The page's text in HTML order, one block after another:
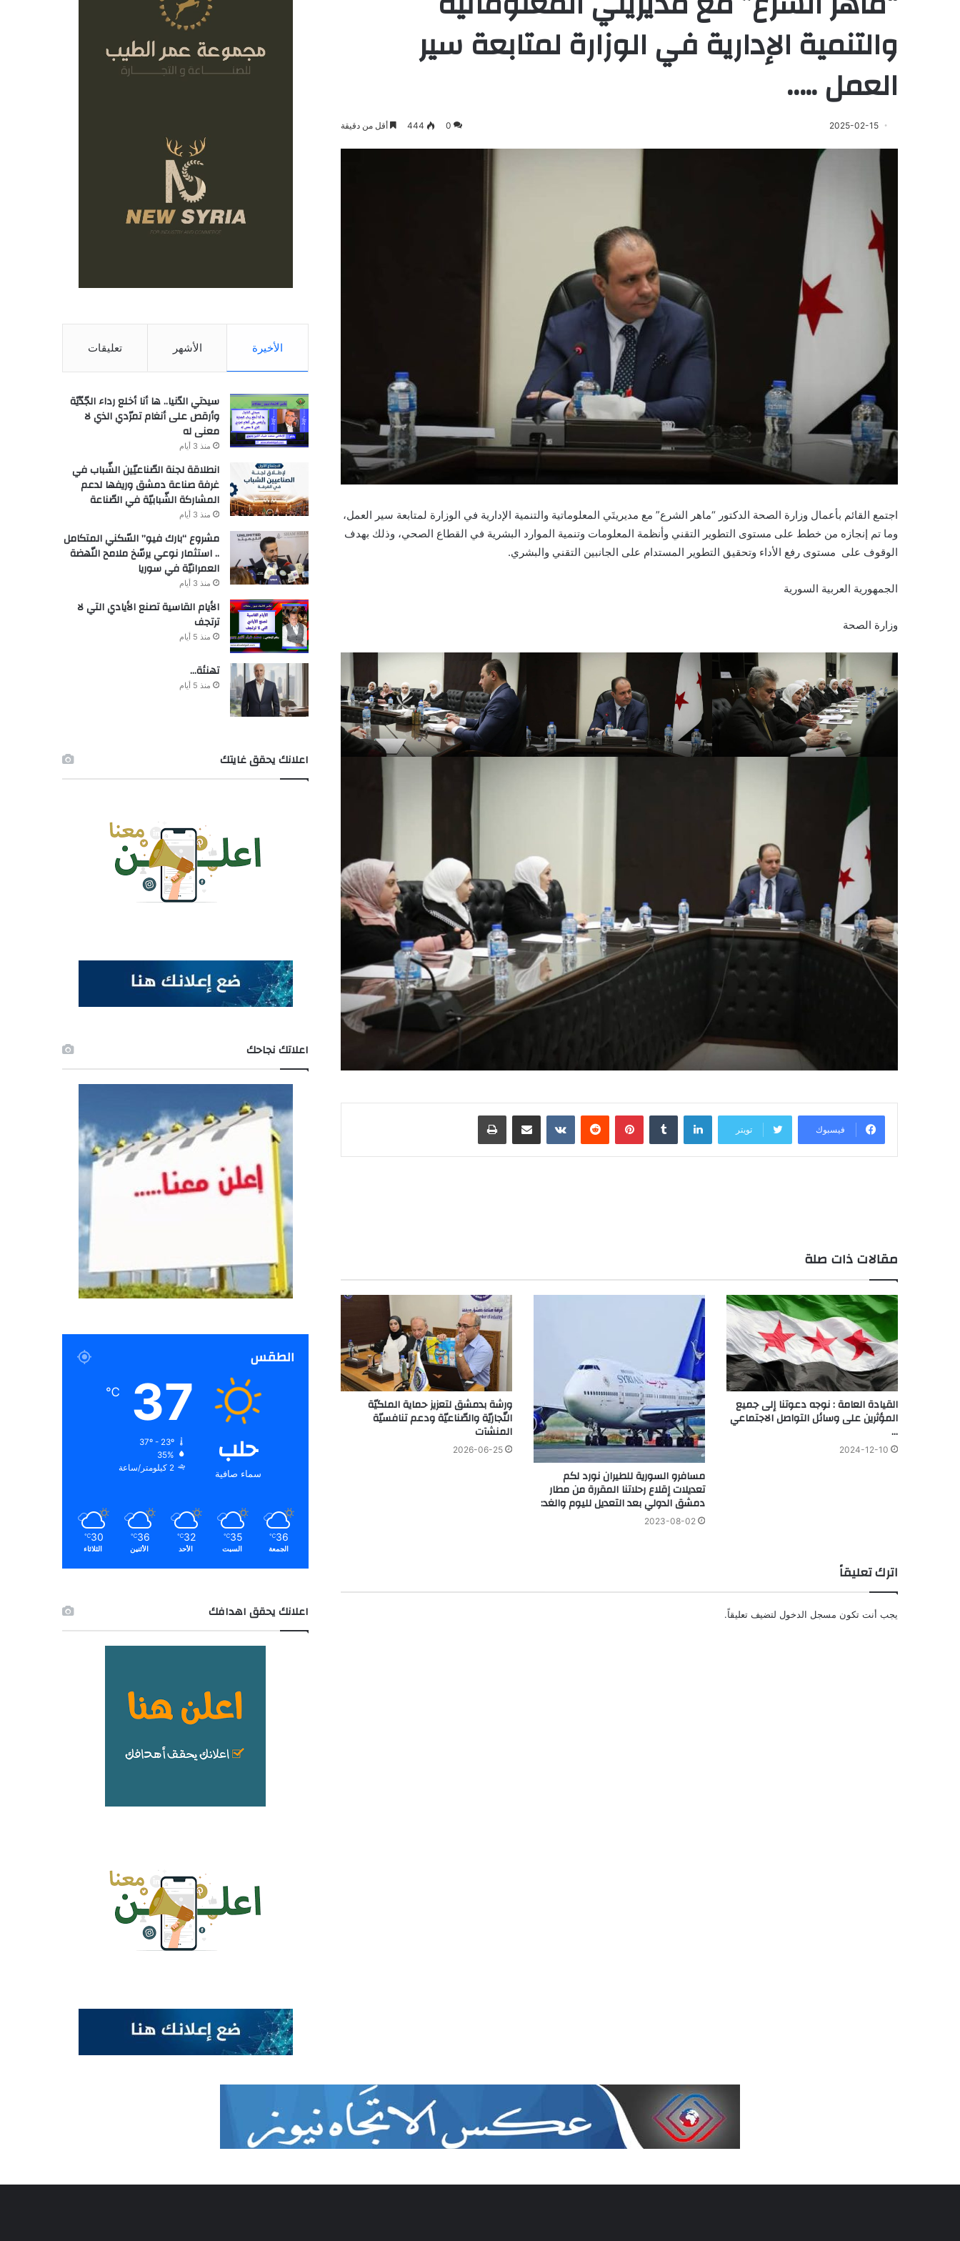
والتنمية الإدارية في الوزارة لمتابعة سير
العمل …..
2025-02-15
0
444 أقل من دقيقة
اجتمع القائم بأعمال وزارة الصحة الدكتور “ماهر الشرع” مع مديريتَي المعلوماتية والتنمية الإدارية في الوزارة لمتابعة سير العمل،
وما تم إنجازه من خطط على مستوى التطوير التقني وأنظمة المعلومات وتنمية الموارد البشرية في القطاع الصحي، وذلك بهدف
الوقوف على مستوى رفع الأداء وتحقيق التطوير المستدام على الجانبين التقني والبشري.
الجمهورية العربية السورية
وزارة الصحة
فيسبوك تويتر
لينكدإن بينتيريست مشاركة عبر البريد طباعة
مقالات ذات صلة
القيادة العامة : نوجه دعوتنا إلى جميع
المؤثرين على وسائل التواصل الاجتماعي
…
2024-12-10
مسافرو السورية للطيران نورد لكم
تعديلات إقلاع رحلاتنا المقررة من مطار
دمشق الدولي بعد التعديل لليوم والغد:
2023-08-02
ورشة بدمشق لتعزيز حماية الملكيّة
التّجاريّة والصّناعيّة ودعم تنافسيّة
المنشآت
2026-06-25
اترك تعليقاً
يجب أنت تكون مسجل الدخول لتضيف تعليقاً.
الأخيرة الأشهر تعليقات
سيدتي الدّنيا.. ها أنا أخلع رداء الجّدّيّة
وأرقص على أنغام تمرّدي الذي لا
معنى له
منذ 3 أيام
انطلاقة لجنة الصّناعيّين الشّباب في
غرفة صناعة دمشق وريفها لدعم
المشاركة الشّبابيّة في الصّناعة
منذ 3 أيام
مشروع “بارك فيو” السّكني المتكامل
.. استثمار نوعي يرسّخ ملامح النّهضة
العمرانيّة في سوريا
منذ 3 أيام
الأيام القاسية تصنع الأيادي التي لا
ترتجف
منذ 5 أيام
تهنئة…
منذ 5 أيام
اعلانك يحقق غايتك
اعلاتك نجاحك
الطقس
حلب
سماء صافية
37
℃
37º - 23º
35%
2 كيلومتر/ساعة
36
℃
الجمعة
35
℃
السبت
32
℃
الأحد
36
℃
الأثنين
30
℃
الثلاثاء
اعلانك يحقق اهدافك